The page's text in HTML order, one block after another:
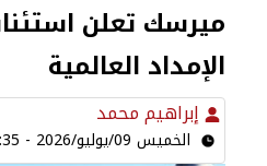
ميرسك تعلن
الإمداد العالمية
إبراهيم محمد
الخميس 09/يوليو/2026 - 02:35 م